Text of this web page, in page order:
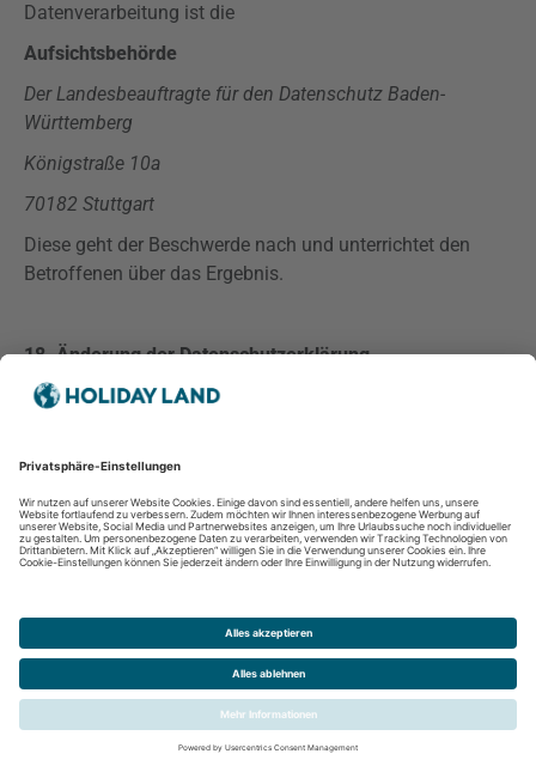
Datenverarbeitung ist die
Aufsichtsbehörde
Der Landesbeauftragte für den Datenschutz Baden-
Württemberg
Königstraße 10a
70182 Stuttgart
Diese geht der Beschwerde nach und unterrichtet den
Betroffenen über das Ergebnis.
18. Änderung der Datenschutzerklärung
Da sich auf Grund des technischen Fortschritts und
Datenschutzerklärung gemäß den neuen technischen
Rahmenbedingungen weiterzuentwickeln. Wir bitten Sie
deshalb unsere Datenschutzerklärung von Zeit zu Zeit zu
auftretendenWeiterentwicklungen nicht einverstanden
sein, so können Sie schriftlich, gemäß Art 17DSGVO, eine
Löschung der Daten, die nicht auf Grundlage anderer
gesetzlicher Vorgaben, wie handelsrechtlicher oder
steuerrechtlicher Aufbewahrungspflichten, gespeichert